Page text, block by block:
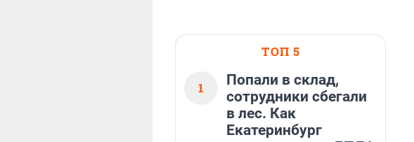
ТОП 5
1
Попали в склад,
сотрудники сбегали
в лес. Как
Екатеринбург